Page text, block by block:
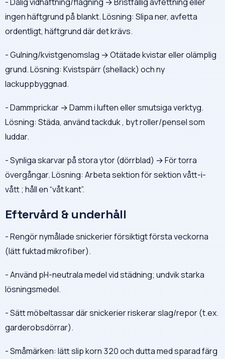
ingen häftgrund på blankt. Lösning: Slipa ner, avfetta
ordentligt, häftgrund där det krävs.
- Gulning/kvistgenomslag → Otätade kvistar eller olämplig
grund. Lösning: Kvistspärr (shellack) och ny
lackuppbyggnad.
- Dammprickar → Damm i luften eller smutsiga verktyg.
Lösning: Städa, använd tackduk , byt roller/pensel som
luddar.
- Synliga skarvar på stora ytor (dörrblad) → För torra
övergångar. Lösning: Arbeta sektion för sektion vått-i-
vått ; håll en “våt kant”.
Eftervård & underhåll
- Rengör nymålade snickerier försiktigt första veckorna
(lätt fuktad mikrofiber).
- Använd pH-neutrala medel vid städning; undvik starka
lösningsmedel.
- Sätt möbeltassar där snickerier riskerar slag/repor (t.ex.
garderobsdörrar).
- Småmärken: lätt slip korn 320 och dutta med sparad färg